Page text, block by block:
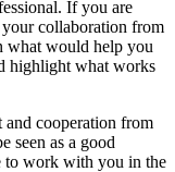
If you are
collaboration from
what would help you
highlight what works
and cooperation from
seen as a good
to work with you in the